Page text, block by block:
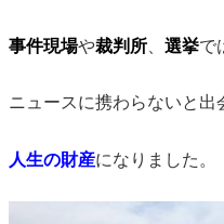
事件現場や裁判所 選挙で
ニュースに携わらないと
人生の財産になりました。